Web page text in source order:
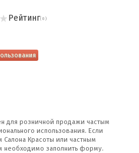
Рейтинг( 0 )
для розничной продажи частым
использования. Если
Салона Красоты или частным
заполнить форму.